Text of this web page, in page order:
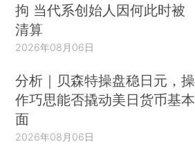
拘 当代系创始人因何此时被
清算
2026年08月06日
分析｜贝森特操盘稳日元，操
作巧思能否撬动美日货币基本
面
2026年08月06日